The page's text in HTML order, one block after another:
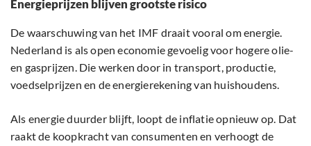
Energieprijzen blijven grootste risico
De waarschuwing van het IMF draait vooral om energie.
Nederland is als open economie gevoelig voor hogere olie-
en gasprijzen. Die werken door in transport, productie,
voedselprijzen en de energierekening van huishoudens.
Als energie duurder blijft, loopt de inflatie opnieuw op. Dat
raakt de koopkracht van consumenten en verhoogt de